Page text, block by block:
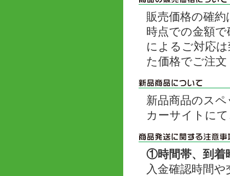
販売価格の確
時点での金額
によるご対応
た価格でご注
新品商品のス
カーサイトに
①時間帯、到着
入金確認時間